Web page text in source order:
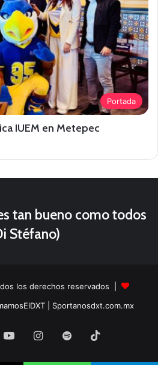
Portada
IUEM en Metepec
tan bueno como todos
Stéfano)
los derechos reservados |
| Sportanosdxt.com.mx
YouTubeInstagram
Spotify